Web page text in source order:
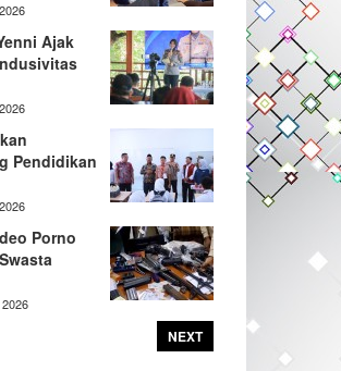
Ajak
Pendidikan
Porno
NEXT